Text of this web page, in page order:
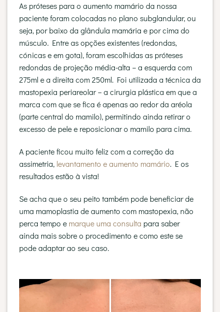
As próteses para o aumento mamário da nossa
paciente foram colocadas no plano subglandular, ou
seja, por baixo da glândula mamária e por cima do
músculo. Entre as opções existentes (redondas,
cónicas e em gota), foram escolhidas as próteses
redondas de projeção média-alta – a esquerda com
275ml e a direita com 250ml. Foi utilizada a técnica da
mastopexia periareolar – a cirurgia plástica em que a
marca com que se fica é apenas ao redor da aréola
(parte central do mamilo), permitindo ainda retirar o
excesso de pele e reposicionar o mamilo para cima.
A paciente ficou muito feliz com a correção da
assimetria, levantamento e aumento mamário. E os
resultados estão à vista!
Se acha que o seu peito também pode beneficiar de
uma mamoplastia de aumento com mastopexia, não
perca tempo e marque uma consulta para saber
ainda mais sobre o procedimento e como este se
pode adaptar ao seu caso.